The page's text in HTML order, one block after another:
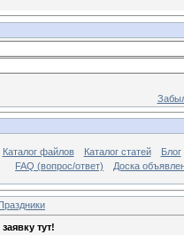
Каталог файлов Каталог статей
Блог
FAQ (вопрос/ответ)
Доска
тут!